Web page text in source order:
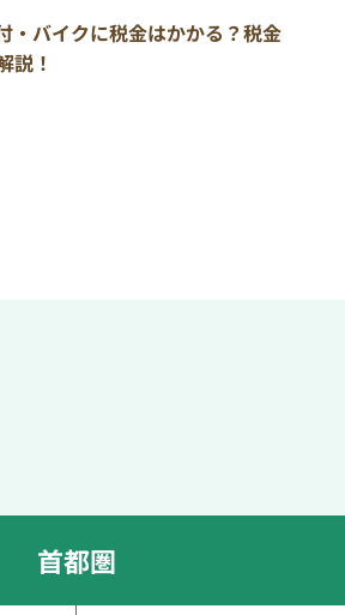
・バイクに税金はかかる？税金
説！
首都圏